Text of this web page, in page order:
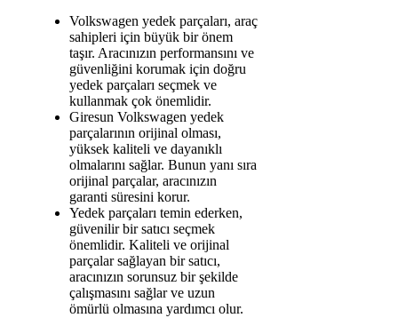
Volkswagen yedek parçaları, araç
sahipleri için büyük bir önem
taşır. Aracınızın performansını ve
güvenliğini korumak için doğru
yedek parçaları seçmek ve
kullanmak çok önemlidir.
Giresun Volkswagen yedek
parçalarının orijinal olması,
yüksek kaliteli ve dayanıklı
olmalarını sağlar. Bunun yanı sıra
orijinal parçalar, aracınızın
garanti süresini korur.
Yedek parçaları temin ederken,
güvenilir bir satıcı seçmek
önemlidir. Kaliteli ve orijinal
parçalar sağlayan bir satıcı,
aracınızın sorunsuz bir şekilde
çalışmasını sağlar ve uzun
ömürlü olmasına yardımcı olur.